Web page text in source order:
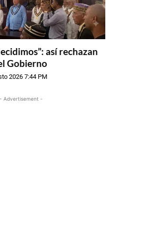
así rechazan
Gobierno
2026 7:44 PM
- Advertisement -